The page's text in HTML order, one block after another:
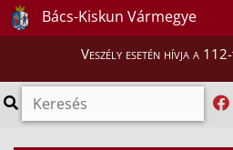
Bács-Kiskun Vármegye
Veszély esetén hívja a